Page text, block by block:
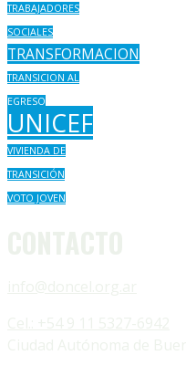
TRABAJADORES
SOCIALES
TRANSFORMACION
TRANSICION AL
EGRESO
UNICEF
VIVIENDA DE
TRANSICIÓN
VOTO JOVEN